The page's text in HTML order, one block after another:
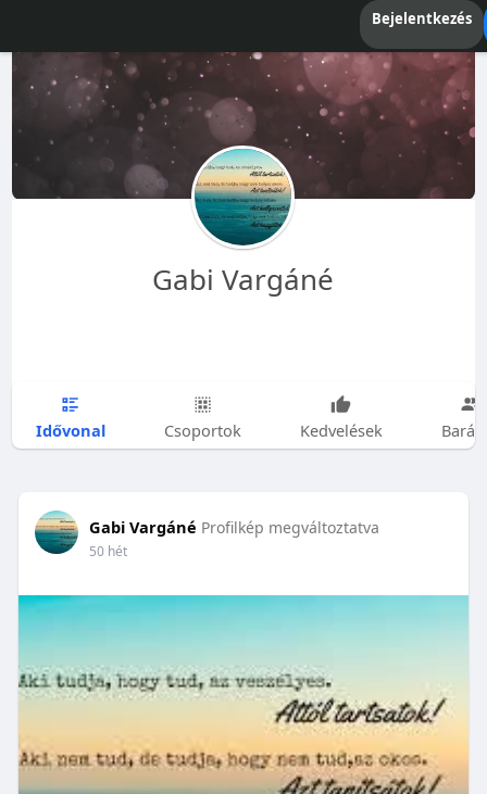
Bejelentkezés
Gabi Vargáné
Idővonal Csoportok Kedvelések
Gabi Vargáné Profilkép megváltoztatva
50 hét